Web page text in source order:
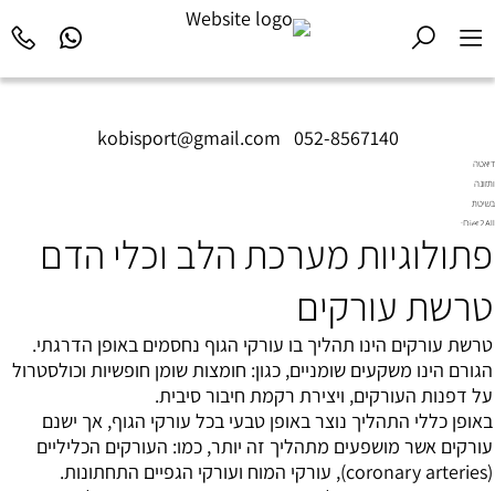
kobisport@gmail.com 052-8567140
דיאטה
ותזונה
בשיטת
Diet2All:
שמאחורי
המושלם.
פתולוגיות מערכת הלב וכלי הדם
טרשת עורקים
טרשת עורקים הינו תהליך בו עורקי הגוף נחסמים באופן הדרגתי.
הגורם הינו משקעים שומניים, כגון: חומצות שומן חופשיות וכולסטרול
על דפנות העורקים, ויצירת רקמת חיבור סיבית.
באופן כללי התהליך נוצר באופן טבעי בכל עורקי הגוף, אך ישנם
עורקים אשר מושפעים מתהליך זה יותר, כמו: העורקים הכליליים
(coronary arteries), עורקי המוח ועורקי הגפיים התחתונות.